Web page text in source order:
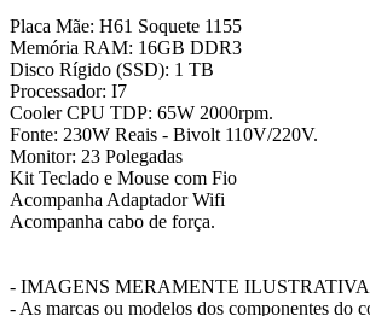
Placa Mãe: H61 Soquete 1155
Memória RAM: 16GB DDR3
Disco Rígido (SSD): 1 TB
Processador: I7
Cooler CPU TDP: 65W 2000rpm.
Fonte: 230W Reais - Bivolt 110V/220V.
Monitor: 23 Polegadas
Kit Teclado e Mouse com Fio
Acompanha Adaptador Wifi
Acompanha cabo de força.
- IMAGENS MERAMENTE
- As marcas ou modelos dos componentes do